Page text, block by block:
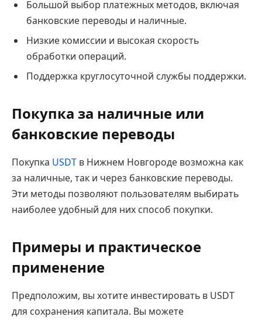
Большой выбор платежных методов, включая
банковские переводы и наличные.
Низкие комиссии и высокая скорость
обработки операций.
Поддержка круглосуточной службы поддержки.
Покупка за наличные или
банковские переводы
Покупка USDT в Нижнем Новгороде возможна как
за наличные, так и через банковские переводы.
Эти методы позволяют пользователям выбирать
наиболее удобный для них способ покупки.
Примеры и практическое
применение
Предположим, вы хотите инвестировать в USDT
для сохранения капитала. Вы можете